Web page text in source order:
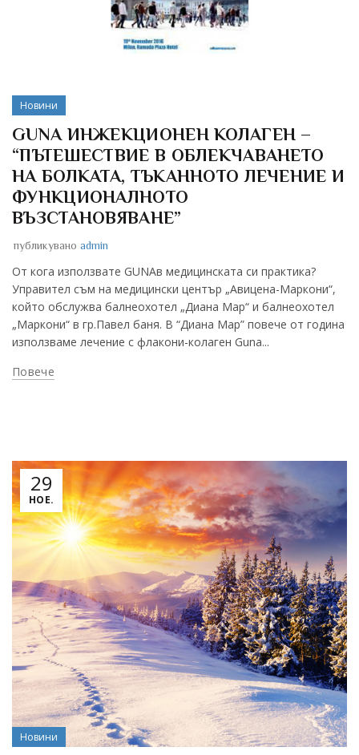
Новини
GUNA ИНЖЕКЦИОНЕН КОЛАГЕН –
“ПЪТЕШЕСТВИЕ В ОБЛЕКЧАВАНЕТО
НА БОЛКАТА, ТЪКАННОТО ЛЕЧЕНИЕ И
ФУНКЦИОНАЛНОТО
ВЪЗСТАНОВЯВАНЕ”
публикувано admin
От кога използвате GUNAв медицинската си практика?
Управител съм на медицински център „Авицена-Маркони“,
който обслужва балнеохотел „Диана Мар“ и балнеохотел
„Маркони“ в гр.Павел баня. В “Диана Мар” повече от година
използваме лечение с флакони-колаген Guna...
Повече
29
НОЕ.
Новини